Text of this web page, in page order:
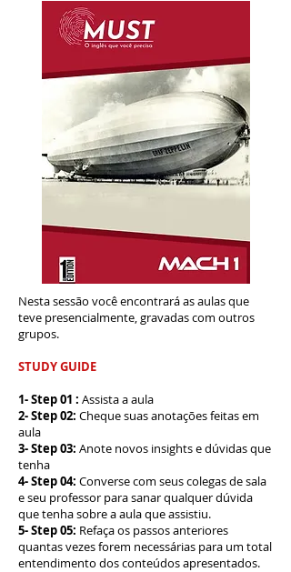
Nesta sessão você encontrará as aulas que
teve presencialmente, gravadas com outros
grupos.
STUDY GUIDE
1- Step 01 : Assista a aula
2- Step 02: Cheque suas anotações feitas em
aula
3- Step 03: Anote novos insights e dúvidas que
tenha
4- Step 04: Converse com seus colegas de sala
e seu professor para sanar qualquer dúvida
que tenha sobre a aula que assistiu.
5- Step 05: Refaça os passos anteriores
quantas vezes forem necessárias para um total
entendimento dos conteúdos apresentados.